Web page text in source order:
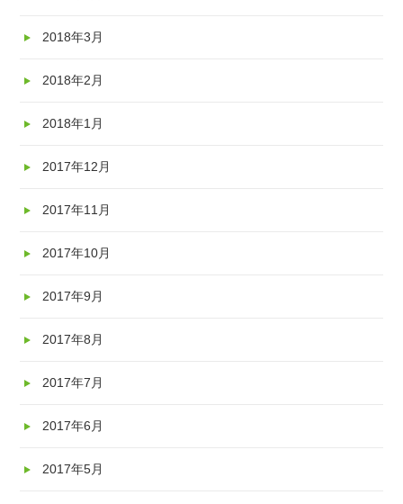
2018年3月
2018年2月
2018年1月
2017年12月
2017年11月
2017年10月
2017年9月
2017年8月
2017年7月
2017年6月
2017年5月